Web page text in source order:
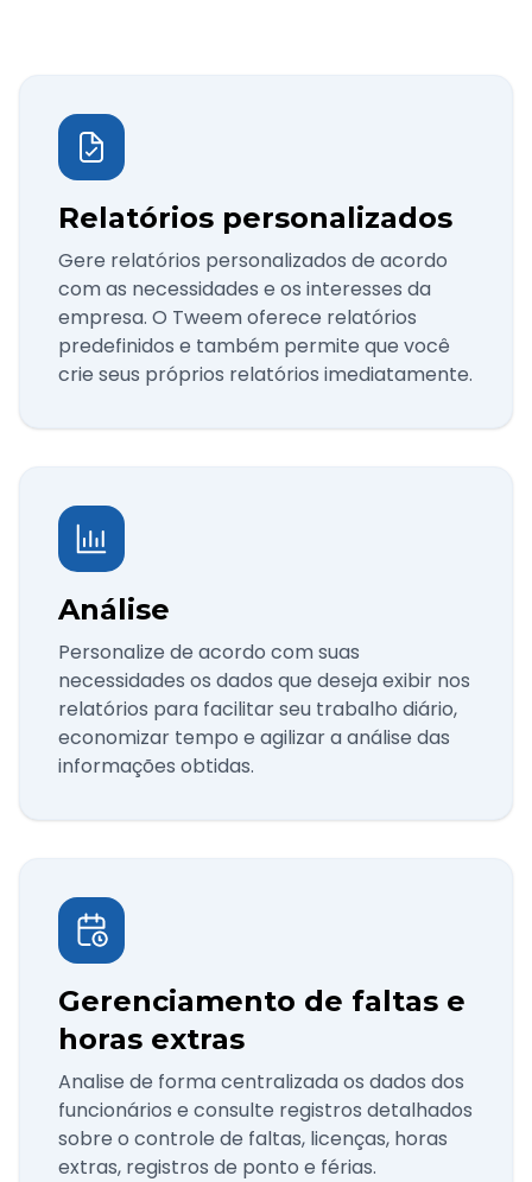
Relatórios personalizados
Gere relatórios personalizados de acordo
com as necessidades e os interesses da
empresa. O Tweem oferece relatórios
predefinidos e também permite que você
crie seus próprios relatórios imediatamente.
Análise
Personalize de acordo com suas
necessidades os dados que deseja exibir nos
relatórios para facilitar seu trabalho diário,
economizar tempo e agilizar a análise das
informações obtidas.
Gerenciamento de faltas e
horas extras
Analise de forma centralizada os dados dos
funcionários e consulte registros detalhados
sobre o controle de faltas, licenças, horas
extras, registros de ponto e férias.